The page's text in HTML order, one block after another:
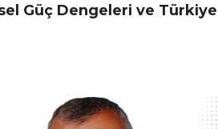
Güç Dengeleri ve Türkiye